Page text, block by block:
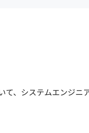
、システムエンジ